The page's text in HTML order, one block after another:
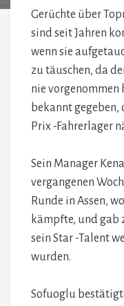
Gerüchte über
sind seit Jahren
wenn sie
zu täuschen, da
nie vorgenommen
bekannt gegeben,
Prix -Fahrerlager
Sein Manager
vergangenen
Runde in Assen,
kämpfte, und gab
sein Star -Talent
wurden.
Sofuoglu